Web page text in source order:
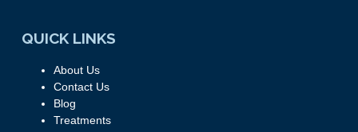
QUICK LINKS
About Us
Contact Us
Blog
Treatments